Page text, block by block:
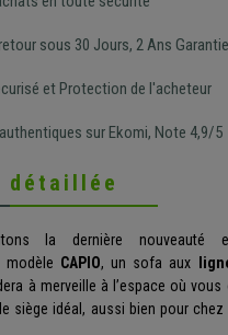
sous 30 Jours, 2 Ans
et Protection de l'acheteur
sur Ekomi, Note 4,9/5
détaillée
la dernière nouveauté
modèle CAPIO, un sofa aux
à merveille à l’espace où
siège idéal, aussi bien pour